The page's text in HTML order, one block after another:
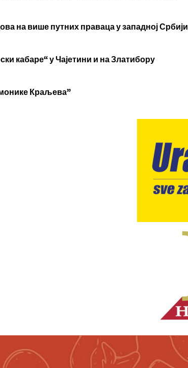
на више путних праваца у западној Србији
кабаре“ у Чајетини и на Златибору
Краљева”